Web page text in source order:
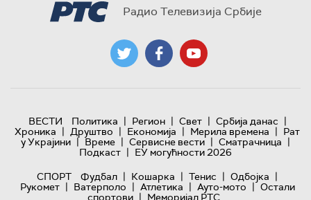
Радио Телевизија Србије
ВЕСТИ Политика | Регион | Свет | Србија данас |
Хроника | Друштво | Економија | Мерила времена | Рат
у Украјини | Време | Сервисне вести | Сматрачница |
Подкаст | ЕУ могућности 2026
СПОРТ
Фудбал | Кошарка | Тенис | Одбојка |
Рукомет | Ватерполо | Атлетика | Ауто-мото | Остали
спортови
Меморијал РТС